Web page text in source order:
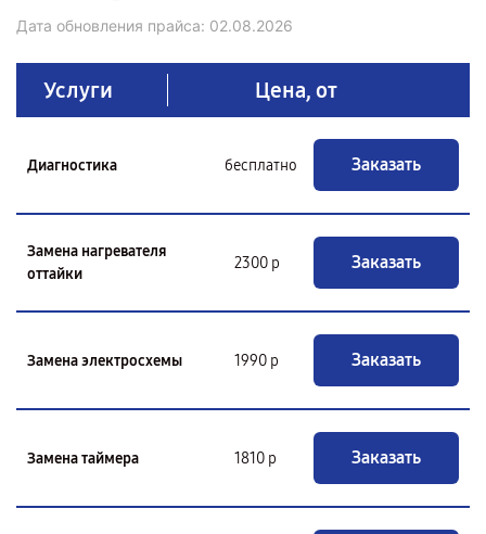
Дата обновления прайса: 02.08.2026
Услуги Цена, от
Диагностика бесплатно Заказать
Замена нагревателя
оттайки
2300 р Заказать
Замена электросхемы 1990 р Заказать
Замена таймера 1810 р Заказать